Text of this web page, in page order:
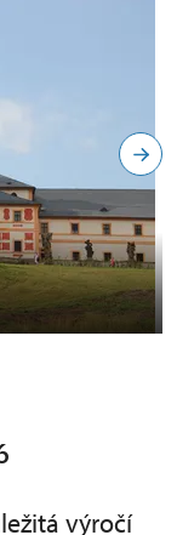
výročí